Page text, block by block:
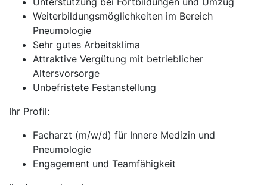
Weiterbildungsmöglichkeiten im Bereich
Pneumologie
Sehr gutes Arbeitsklima
Attraktive Vergütung mit betrieblicher
Altersvorsorge
Unbefristete Festanstellung
Ihr Profil:
Facharzt (m/w/d) für Innere Medizin und
Pneumologie
Engagement und Teamfähigkeit